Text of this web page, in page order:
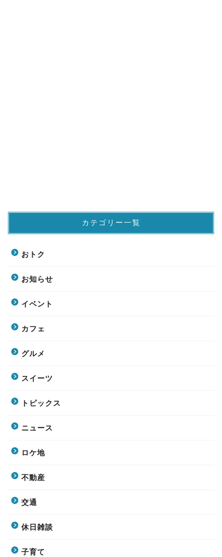
カテゴリー一覧
おトク
お知らせ
イベント
カフェ
グルメ
スイーツ
トピックス
ニュース
ロケ地
不動産
交通
休日雑談
子育て